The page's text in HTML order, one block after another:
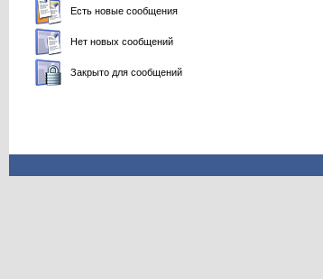
Есть новые сообщения
Нет новых сообщений
Закрыто для сообщений